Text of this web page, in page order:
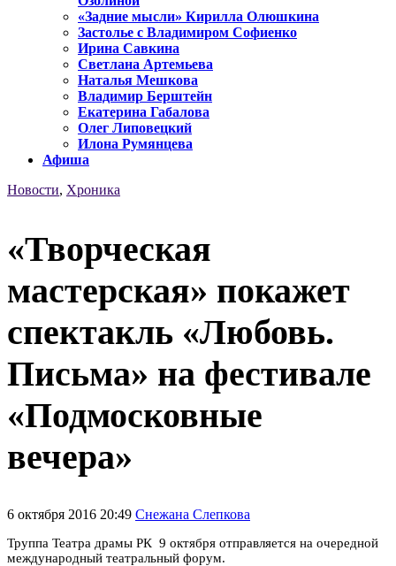
«Задние мысли» Кирилла Олюшкина
Застолье с Владимиром Софиенко
Ирина Савкина
Светлана Артемьева
Наталья Мешкова
Владимир Берштейн
Екатерина Габалова
Олег Липовецкий
Илона Румянцева
Афиша
Новости, Хроника
«Творческая
мастерская» покажет
спектакль «Любовь.
Письма» на фестивале
«Подмосковные
вечера»
6 октября 2016 20:49 Снежана Слепкова
Труппа Театра драмы РК 9 октября отправляется на очередной
международный театральный форум.